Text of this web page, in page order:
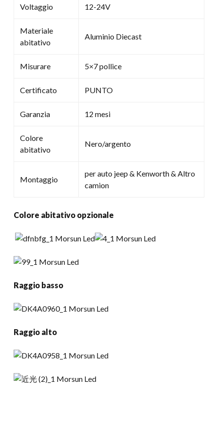
Voltaggio 12-24V
Materiale
abitativo
Aluminio Diecast
Misurare 5×7 pollice
Certificato PUNTO
Garanzia 12 mesi
Colore
abitativo
Nero/argento
Montaggio
per auto jeep & Kenworth & Altro
camion
Colore abitativo opzionale
Raggio basso
Raggio alto